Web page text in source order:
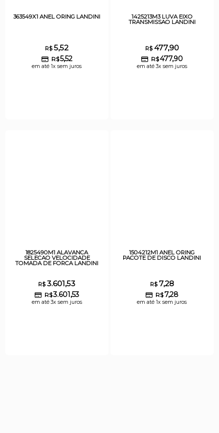
363549X1 ANEL ORING LANDINI
R$5,52
R$5,52
em até 1x sem juros
1425213M3 LUVA EIXO
TRANSMISSAO LANDINI
R$477,90
R$477,90
em até 3x sem juros
1825490M1 ALAVANCA
SELECAO VELOCIDADE
TOMADA DE FORCA LANDINI
R$3.601,53
R$3.601,53
em até 3x sem juros
1504212M1 ANEL ORING
PACOTE DE DISCO LANDINI
R$7,28
R$7,28
em até 1x sem juros